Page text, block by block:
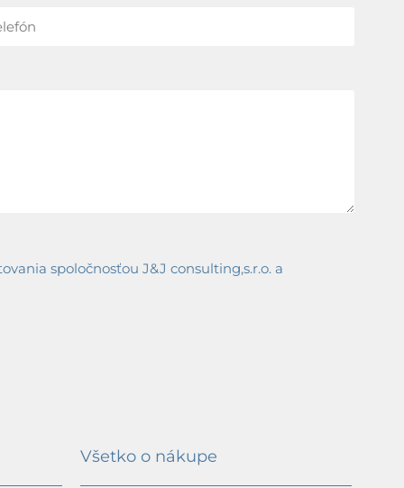
spoločnosťou J&J consulting,s.r.o. a
Všetko o nákupe